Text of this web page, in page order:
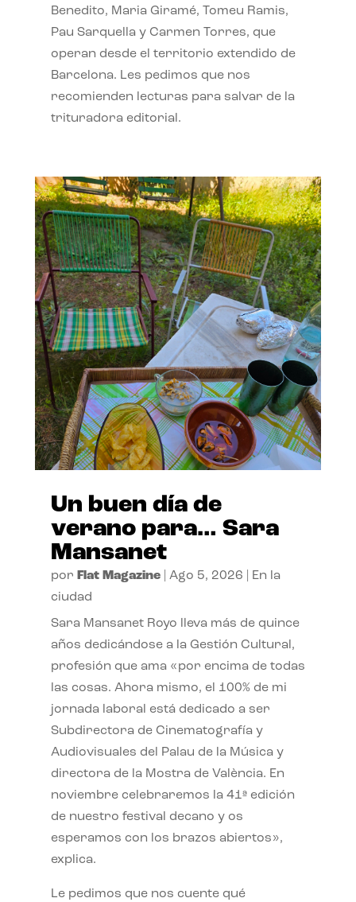
Benedito, Maria Giramé, Tomeu Ramis,
Pau Sarquella y Carmen Torres, que
operan desde el territorio extendido de
Barcelona. Les pedimos que nos
recomienden lecturas para salvar de la
trituradora editorial.
Un buen día de
verano para… Sara
Mansanet
por Flat Magazine| Ago 5, 2026
En la
ciudad
Sara Mansanet Royo lleva más de quince
años dedicándose a la Gestión Cultural,
profesión que ama «por encima de todas
las cosas. Ahora mismo, el 100% de mi
jornada laboral está dedicado a ser
Subdirectora de Cinematografía y
Audiovisuales del Palau de la Música y
directora de la Mostra de València. En
noviembre celebraremos la 41ª edición
de nuestro festival decano y os
esperamos con los brazos abiertos»,
explica.
Le pedimos que nos cuente qué